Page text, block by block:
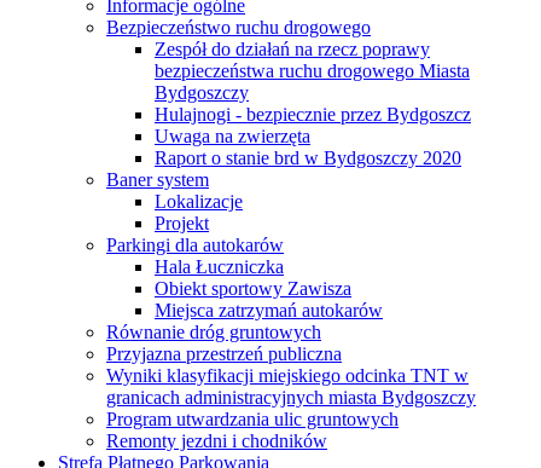
Informacje ogólne
Bezpieczeństwo ruchu drogowego
Zespół do działań na rzecz poprawy
bezpieczeństwa ruchu drogowego Miasta
Bydgoszczy
Hulajnogi - bezpiecznie przez Bydgoszcz
Uwaga na zwierzęta
Raport o stanie brd w Bydgoszczy 2020
Baner system
Lokalizacje
Projekt
Parkingi dla autokarów
Hala Łuczniczka
Obiekt sportowy Zawisza
Miejsca zatrzymań autokarów
Równanie dróg gruntowych
Przyjazna przestrzeń publiczna
Wyniki klasyfikacji miejskiego odcinka TNT w
granicach administracyjnych miasta Bydgoszczy
Program utwardzania ulic gruntowych
Remonty jezdni i chodników
Strefa Płatnego Parkowania